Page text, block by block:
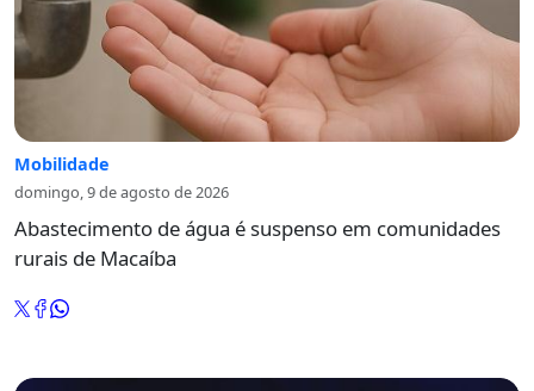
Mobilidade
domingo, 9 de agosto de 2026
Abastecimento de água é suspenso em comunidades
rurais de Macaíba